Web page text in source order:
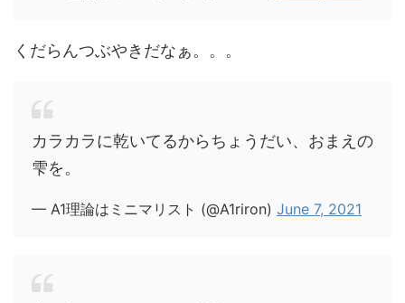
くだらんつぶやきだなぁ。。。
カラカラに乾いてるからちょうだい、おまえの
雫を。
— A1理論はミニマリスト (@A1riron) June 7, 2021